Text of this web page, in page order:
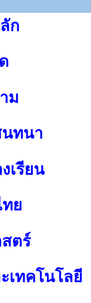
ก
ม
ทนา
เรียน
ย
ตร์
เทคโนโลยี